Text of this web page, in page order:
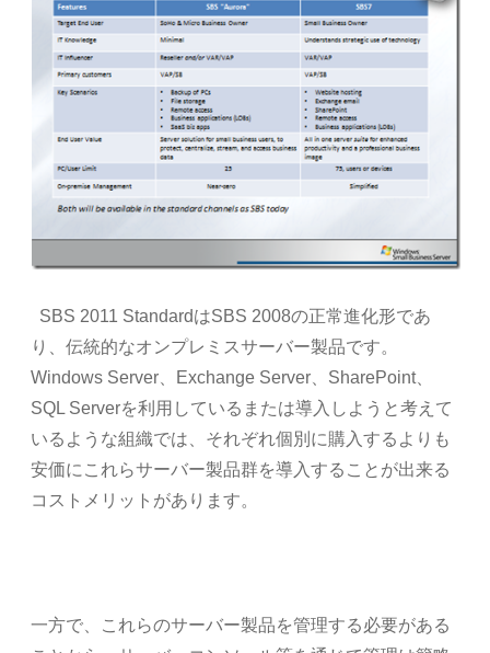
SBS 2011 StandardはSBS 2008の正常進化形であ
り、伝統的なオンプレミスサーバー製品です。
Windows Server、Exchange Server、SharePoint、
SQL Serverを利用しているまたは導入しようと考えて
いるような組織では、それぞれ個別に購入するよりも
安価にこれらサーバー製品群を導入することが出来る
コストメリットがあります。
一方で、これらのサーバー製品を管理する必要がある